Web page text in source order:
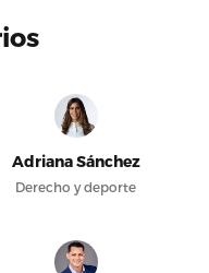
Adriana Sánchez
Derecho y deporte